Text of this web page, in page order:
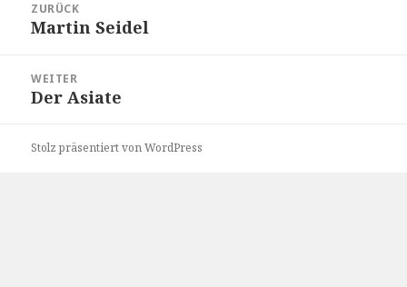
ZURÜCK
Vorheriger
Martin Seidel
WEITER
Nächster
Der Asiate
Stolz präsentiert von WordPress